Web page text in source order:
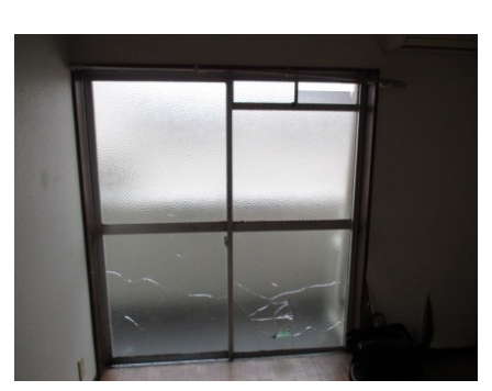
スタッフ紹介
スタッフブログ
住まいのお悩み解決策
お問い合わせ
よくある質問
プライバシーポリシー